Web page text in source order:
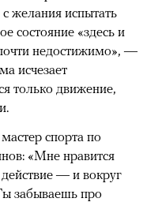
желания испытать
состояние «здесь и
недостижимо», —
исчезает
только движение,
спорта по
«Мне нравится
— и вокруг
забываешь про